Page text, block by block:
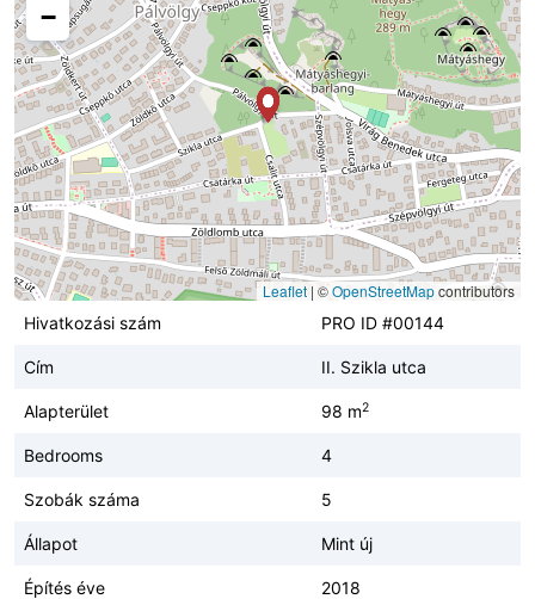
−
Leaflet | ©OpenStreetMapcontributors
Hivatkozási szám
PRO ID #00144
Cím II. Szikla utca
Alapterület 98 m2
Bedrooms 4
Szobák száma 5
Állapot Mint új
Építés éve 2018